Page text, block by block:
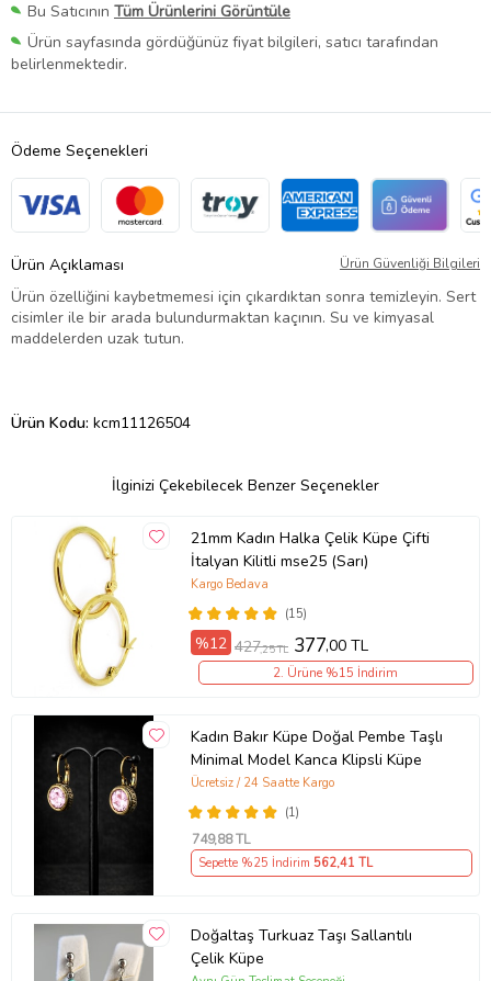
Bu Satıcının Tüm Ürünlerini Görüntüle
Ürün sayfasında gördüğünüz fiyat bilgileri, satıcı tarafından
belirlenmektedir.
Ödeme Seçenekleri
Ürün Açıklaması Ürün Güvenliği Bilgileri
Ürün özelliğini kaybetmemesi için çıkardıktan sonra temizleyin. Sert
cisimler ile bir arada bulundurmaktan kaçının. Su ve kimyasal
maddelerden uzak tutun.
Ürün Kodu: kcm11126504
İlginizi Çekebilecek Benzer Seçenekler
21mm Kadın Halka Çelik Küpe Çifti
İtalyan Kilitli mse25 (Sarı)
(15)
Kargo Bedava
%12 427,25 TL 377,00 TL
2. Ürüne %15 İndirim
Kadın Bakır Küpe Doğal Pembe Taşlı
Minimal Model Kanca Klipsli Küpe
(1)
Ücretsiz / 24 Saatte Kargo
749,88 TL
Sepette %25 İndirim 562,41 TL
Doğaltaş Turkuaz Taşı Sallantılı
Çelik Küpe